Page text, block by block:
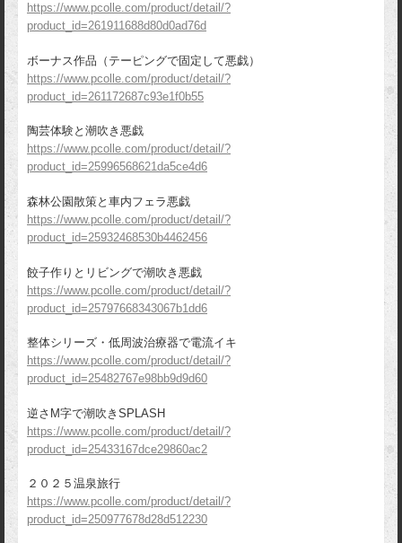
https://www.pcolle.com/product/detail/?
product_id=261911688d80d0ad76d
ボーナス作品（テーピングで固定して悪戯）
https://www.pcolle.com/product/detail/?
product_id=261172687c93e1f0b55
陶芸体験と潮吹き悪戯
https://www.pcolle.com/product/detail/?
product_id=25996568621da5ce4d6
森林公園散策と車内フェラ悪戯
https://www.pcolle.com/product/detail/?
product_id=25932468530b4462456
餃子作りとリビングで潮吹き悪戯
https://www.pcolle.com/product/detail/?
product_id=25797668343067b1dd6
整体シリーズ・低周波治療器で電流イキ
https://www.pcolle.com/product/detail/?
product_id=25482767e98bb9d9d60
逆さM字で潮吹きSPLASH
https://www.pcolle.com/product/detail/?
product_id=25433167dce29860ac2
２０２５温泉旅行
https://www.pcolle.com/product/detail/?
product_id=250977678d28d512230